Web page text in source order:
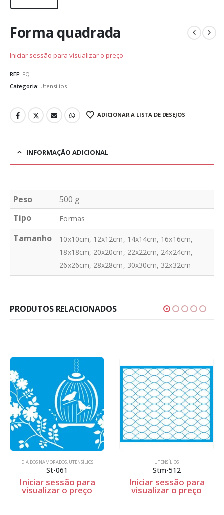
Forma quadrada
Iniciar sessão para visualizar o preço
REF: FQ
Categoria: Utensílios
ADICIONAR A LISTA DE DESEJOS
INFORMAÇÃO ADICIONAL
Peso
500 g
Tipo
Formas
Tamanho
10x10cm, 12x12cm, 14x14cm, 16x16cm,
18x18cm, 20x20cm, 22x22cm, 24x24cm,
26x26cm, 28x28cm, 30x30cm, 32x32cm
PRODUTOS RELACIONADOS
DIA DOS NAMORADOS, UTENSÍLIOS
St-061
Iniciar sessão para
visualizar o preço
UTENSÍLIOS
Stm-512
Iniciar sessão para
visualizar o preço